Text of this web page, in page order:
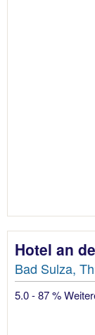
Hotel an
Bad Sulza,
5.0 - 87 %